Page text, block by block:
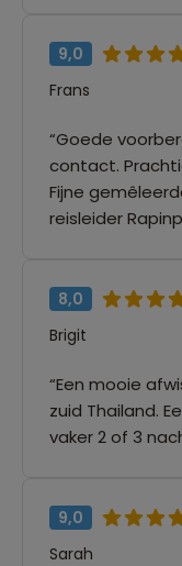
9,0
Frans
“Goede
contact.
Fijne
reisleider
8,0
Brigit
“Een mooie
zuid Thailand.
vaker 2 of 3
9,0
Sarah